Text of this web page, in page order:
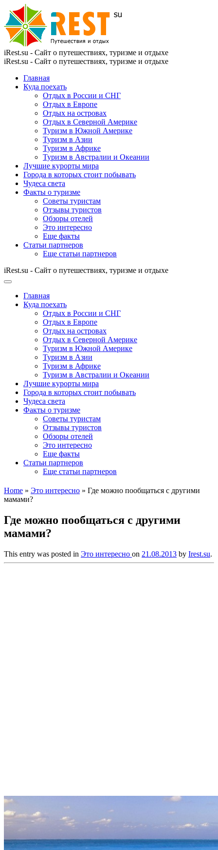
iRest.su - Сайт о путешествиях, туризме и отдыхе
iRest.su - Сайт о путешествиях, туризме и отдыхе
Главная
Куда поехать
Отдых в России и СНГ
Отдых в Европе
Отдых на островах
Отдых в Северной Америке
Туризм в Южной Америке
Туризм в Азии
Туризм в Африке
Туризм в Австралии и Океании
Лучшие курорты мира
Города в которых стоит побывать
Чудеса света
Факты о туризме
Советы туристам
Отзывы туристов
Обзоры отелей
Это интересно
Еще факты
Статьи партнеров
Еще статьи партнеров
iRest.su - Сайт о путешествиях, туризме и отдыхе
Главная
Куда поехать
Отдых в России и СНГ
Отдых в Европе
Отдых на островах
Отдых в Северной Америке
Туризм в Южной Америке
Туризм в Азии
Туризм в Африке
Туризм в Австралии и Океании
Лучшие курорты мира
Города в которых стоит побывать
Чудеса света
Факты о туризме
Советы туристам
Отзывы туристов
Обзоры отелей
Это интересно
Еще факты
Статьи партнеров
Еще статьи партнеров
Home » Это интересно » Где можно пообщаться с другими
мамами?
Где можно пообщаться с другими
мамами?
This entry was posted in Это интересно on 21.08.2013 by Irest.su.